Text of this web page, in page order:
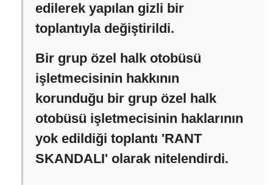
edilerek yapılan gizli bir
toplantıyla değiştirildi.
Bir grup özel halk otobüsü
işletmecisinin hakkının
korunduğu bir grup özel halk
otobüsü işletmecisinin haklarının
yok edildiği toplantı 'RANT
SKANDALI' olarak nitelendirdi.